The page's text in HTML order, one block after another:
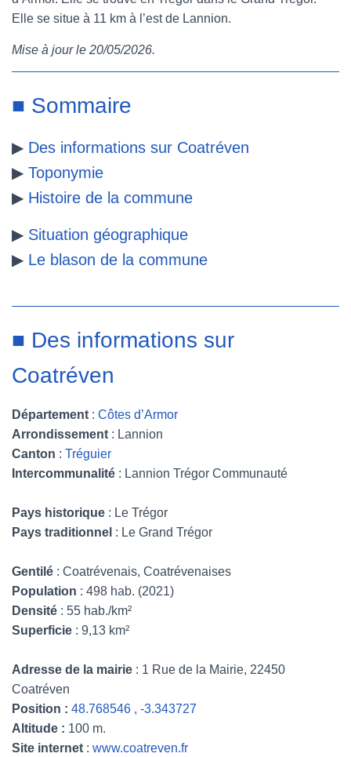
e
b
o
k
t
t
r
t
e
e
s
b
Elle se situe à 11 km à l’est de Lannion.
Mise à jour le 20/05/2026.
■ Sommaire
▶ Des informations sur Coatréven
▶ Toponymie
▶ Histoire de la commune
▶ Situation géographique
▶ Le blason de la commune
■ Des informations sur
Coatréven
Département : Côtes d’Armor
Arrondissement : Lannion
Canton : Tréguier
Intercommunalité : Lannion Trégor Communauté
Pays historique : Le Trégor
Pays traditionnel : Le Grand Trégor
Gentilé : Coatrévenais, Coatrévenaises
Population : 498 hab. (2021)
Densité : 55 hab./km²
Superficie : 9,13 km²
Adresse de la mairie : 1 Rue de la Mairie, 22450
Coatréven
Position : 48.768546 , -3.343727
Altitude : 100 m.
Site internet : www.coatreven.fr